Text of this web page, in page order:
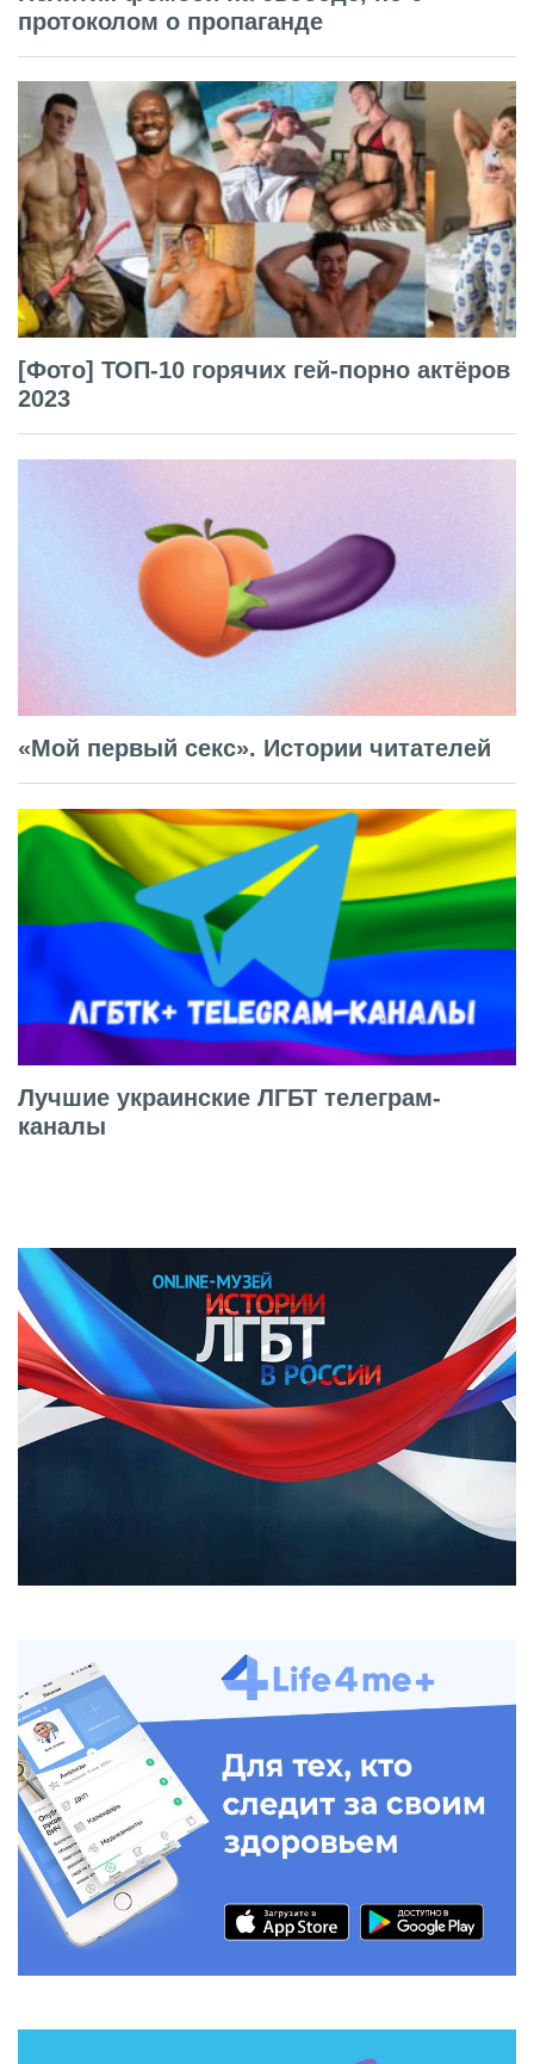
протоколом о пропаганде
[Фото] ТОП-10 горячих гей-порно актёров
2023
«Мой первый секс». Истории читателей
Лучшие украинские ЛГБТ телеграм-
каналы